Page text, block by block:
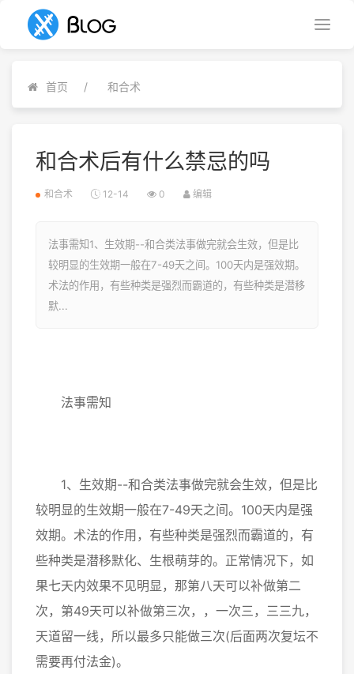
首页 和合术
和合术后有什么禁忌的吗
和合术 12-14 0 编辑
法事需知1、生效期--和合类法事做完就会生效，但是比
较明显的生效期一般在7-49天之间。100天内是强效期。
术法的作用，有些种类是强烈而霸道的，有些种类是潜移
默...
法事需知
1、生效期--和合类法事做完就会生效，但是比
较明显的生效期一般在7-49天之间。100天内是强
效期。术法的作用，有些种类是强烈而霸道的，有
些种类是潜移默化、生根萌芽的。正常情况下，如
果七天内效果不见明显，那第八天可以补做第二
次，第49天可以补做第三次，，一次三，三三九，
天道留一线，所以最多只能做三次(后面两次复坛不
需要再付法金)。